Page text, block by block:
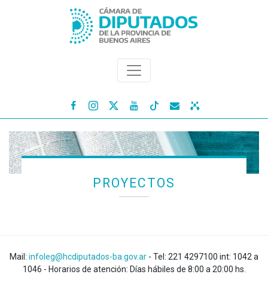
   
PROYECTOS
Mail: infoleg@hcdiputados-ba.gov.ar - Tel: 221 4297100 int: 1042 a
1046 - Horarios de atención: Días hábiles de 8:00 a 20:00 hs.